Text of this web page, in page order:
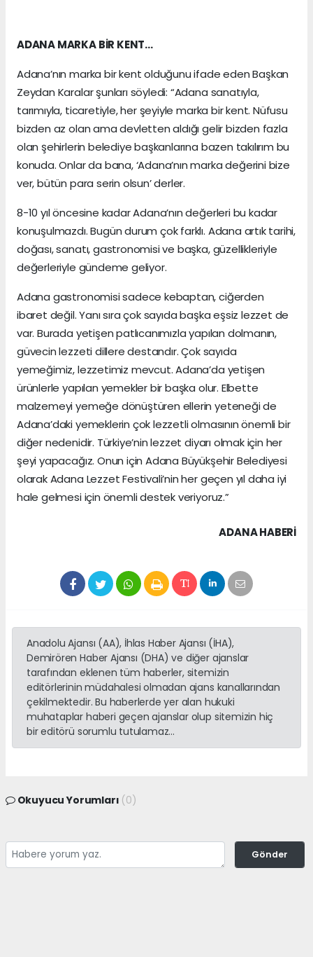
ADANA MARKA BİR KENT…
Adana’nın marka bir kent olduğunu ifade eden Başkan
Zeydan Karalar şunları söyledi: “Adana sanatıyla,
tarımıyla, ticaretiyle, her şeyiyle marka bir kent. Nüfusu
bizden az olan ama devletten aldığı gelir bizden fazla
olan şehirlerin belediye başkanlarına bazen takılırım bu
konuda. Onlar da bana, ‘Adana’nın marka değerini bize
ver, bütün para serin olsun’ derler.
8-10 yıl öncesine kadar Adana’nın değerleri bu kadar
konuşulmazdı. Bugün durum çok farklı. Adana artık tarihi,
doğası, sanatı, gastronomisi ve başka, güzellikleriyle
değerleriyle gündeme geliyor.
Adana gastronomisi sadece kebaptan, ciğerden
ibaret değil. Yanı sıra çok sayıda başka eşsiz lezzet de
var. Burada yetişen patlıcanımızla yapılan dolmanın,
güvecin lezzeti dillere destandır. Çok sayıda
yemeğimiz, lezzetimiz mevcut. Adana’da yetişen
ürünlerle yapılan yemekler bir başka olur. Elbette
malzemeyi yemeğe dönüştüren ellerin yeteneği de
Adana’daki yemeklerin çok lezzetli olmasının önemli bir
diğer nedenidir. Türkiye’nin lezzet diyarı olmak için her
şeyi yapacağız. Onun için Adana Büyükşehir Belediyesi
olarak Adana Lezzet Festivali’nin her geçen yıl daha iyi
hale gelmesi için önemli destek veriyoruz.”
ADANA HABERİ
Anadolu Ajansı (AA), İhlas Haber Ajansı (İHA),
Demirören Haber Ajansı (DHA) ve diğer ajanslar
tarafından eklenen tüm haberler, sitemizin
editörlerinin müdahalesi olmadan ajans kanallarından
çekilmektedir. Bu haberlerde yer alan hukuki
muhataplar haberi geçen ajanslar olup sitemizin hiç
bir editörü sorumlu tutulamaz...
Okuyucu Yorumları (0)
Gönder